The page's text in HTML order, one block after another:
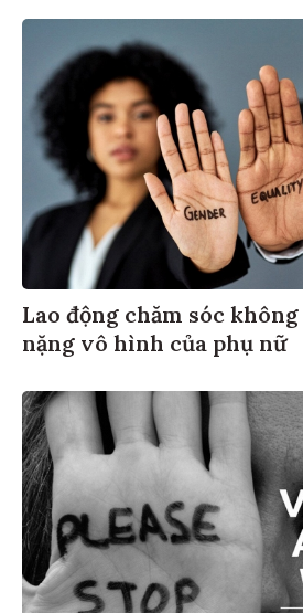
Lao động chăm sóc
nặng vô hình của phụ nữ